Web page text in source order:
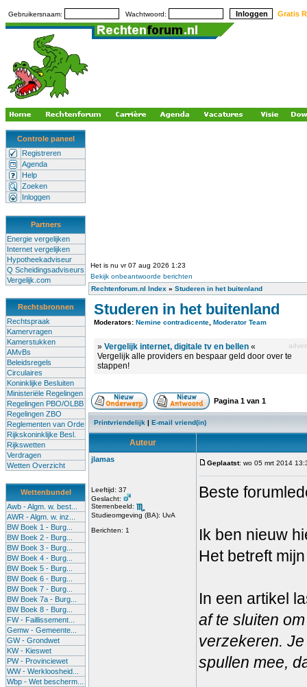
Gebruikersnaam: Wachtwoord: Gratis
Controle paneel
Registreren
Agenda
Help
Zoeken
Inloggen
Partners
Energie vergelijken
Internet vergelijken
Hypotheekadviseur
Q Scheidingsadviseurs
Vergelijk.com
Rechtsbronnen
Rechtspraak
Kamervragen
Kamerstukken
AMvBs
Beleidsregels
Circulaires
Koninklijke Besluiten
Ministeriële Regelingen
Regelingen PBO/OLBB
Regelingen ZBO
Reglementen van Orde
Rijkskoninklijke Besl.
Rijkswetten
Verdragen
Wetten Overzicht
Wettenbundel
Awb - Algm. w. best...
AWR - Algm. w. inz...
BW Boek 1 - Burg...
BW Boek 2 - Burg...
BW Boek 3 - Burg...
BW Boek 4 - Burg...
BW Boek 5 - Burg...
BW Boek 6 - Burg...
BW Boek 7 - Burg...
BW Boek 7a - Burg...
BW Boek 8 - Burg...
FW - Faillissement...
Gemw - Gemeente...
GW - Grondwet
KW - Kieswet
PW - Provinciewet
WW - Werkloosheid...
Wbp - Wet bescherm...
Het is nu vr 07 aug 2026 1:23
Bekijk onbeantwoorde berichten
Rechtenforum.nl Index » Studeren in het buitenland
Studeren in het buitenland
Moderators: Nemine contradicente Moderator Team
» Vergelijk internet, digitale tv en bellen «
Vergelijk alle providers en bespaar geld door over te
stappen!
Pagina 1 van 1
Printvriendelijk | E-mail vriend(in)
Auteur
jlamas
Leeftijd: 37
Geslacht:
Sterrenbeeld:
Studieomgeving (BA): UvA
Berichten: 1
Geplaatst: wo 05 mrt 2014
Beste
Ik ben nieuw
Het betreft
In een artikel
af te sluiten
verzekeren.
spullen mee,